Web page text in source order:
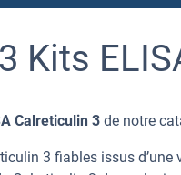
Kits
Calreticulin 3 de notre
3 fiables issus